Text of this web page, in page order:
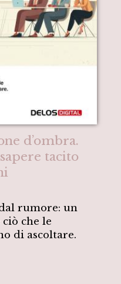
d’ombra.
tacito
rumore: un
che le
di ascoltare.